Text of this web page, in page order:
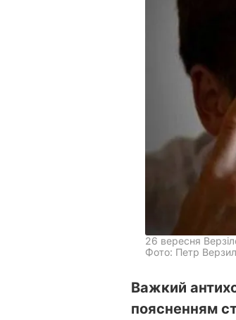
26 вересня
Фото: Петр
Важкий
поясненням